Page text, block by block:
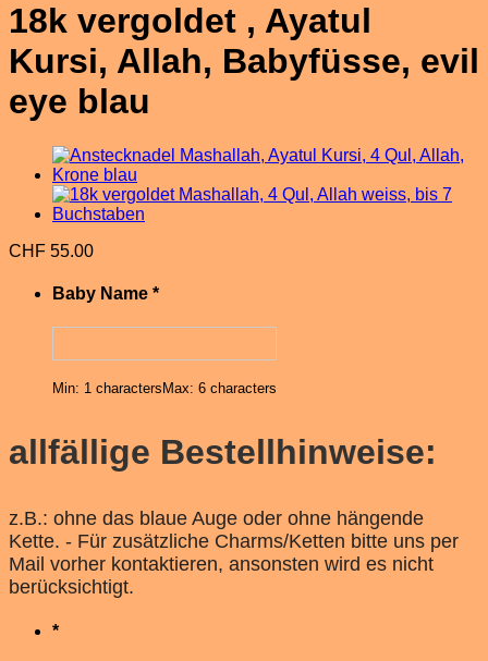
18k vergoldet , Ayatul
Kursi, Allah, Babyfüsse, evil
eye blau
CHF 55.00
Baby Name *
Min: 1 charactersMax: 6 characters
allfällige Bestellhinweise:
z.B.: ohne das blaue Auge oder ohne hängende
Kette. - Für zusätzliche Charms/Ketten bitte uns per
Mail vorher kontaktieren, ansonsten wird es nicht
berücksichtigt.
*